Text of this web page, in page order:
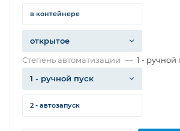
в контейнере
открытое
Степень автоматизации — 1 - ручной
1 - ручной пуск
2 - автозапуск